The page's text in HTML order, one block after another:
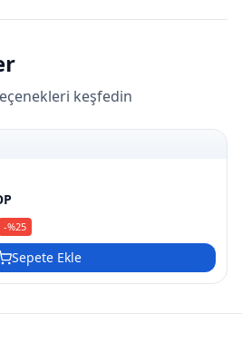
keşfedin
-%25
Sepete Ekle